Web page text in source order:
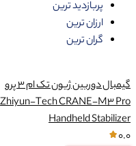
پربازدید ترین
ارزان ترین
گران ترین
گیمبال دوربین ژیون تک ام 3 پرو
Zhiyun-Tech CRANE-M3 Pro
Handheld Stabilizer
0.0